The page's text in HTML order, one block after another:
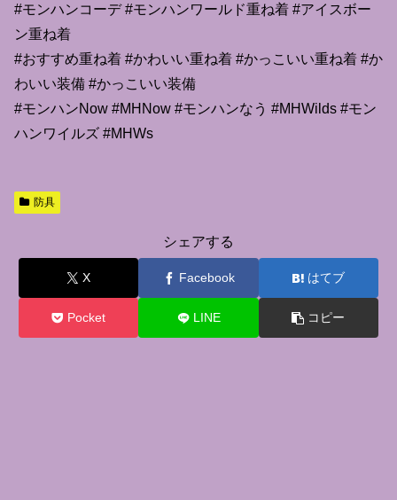
#モンハンコーデ #モンハンワールド重ね着 #アイスボー
ン重ね着
#おすすめ重ね着 #かわいい重ね着 #かっこいい重ね着 #か
わいい装備 #かっこいい装備
#モンハンNow #MHNow #モンハンなう #MHWilds #モン
ハンワイルズ #MHWs
防具
シェアする
X Facebook はてブ
Pocket LINE コピー